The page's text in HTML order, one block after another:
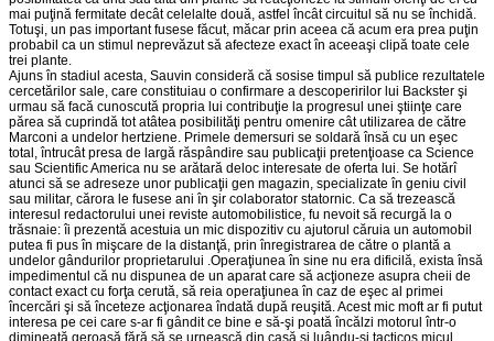
mai puţină fermitate decât celelalte două, astfel încât circuitul să nu se închidă.
Totuşi, un pas important fusese făcut, măcar prin aceea că acum era prea puţin
probabil ca un stimul neprevăzut să afecteze exact în aceeaşi clipă toate cele
trei plante.
Ajuns în stadiul acesta, Sauvin consideră că sosise timpul să publice rezultatele
cercetărilor sale, care constituiau o confirmare a descoperirilor lui Backster şi
urmau să facă cunoscută propria lui contribuţie la progresul unei ştiinţe care
părea să cuprindă tot atâtea posibilităţi pentru omenire cât utilizarea de către
Marconi a undelor hertziene. Primele demersuri se soldară însă cu un eşec
total, întrucât presa de largă răspândire sau publicaţii pretenţioase ca Science
sau Scientific America nu se arătară deloc interesate de oferta lui. Se hotărî
atunci să se adreseze unor publicaţii gen magazin, specializate în geniu civil
sau militar, cărora le fusese ani în şir colaborator statornic. Ca să trezească
interesul redactorului unei reviste automobilistice, fu nevoit să recurgă la o
trăsnaie: îi prezentă acestuia un mic dispozitiv cu ajutorul căruia un automobil
putea fi pus în mişcare de la distanţă, prin înregistrarea de către o plantă a
undelor gândurilor proprietarului .Operaţiunea în sine nu era dificilă, exista însă
impedimentul că nu dispunea de un aparat care să acţioneze asupra cheii de
contact exact cu forţa cerută, să reia operaţiunea în caz de eşec al primei
încercări şi să înceteze acţionarea îndată după reuşită. Acest mic moft ar fi putut
interesa pe cei care s-ar fi gândit ce bine e să-şi poată încălzi motorul într-o
dimineaţă geroasă fără să se urnească din casă şi luându-şi tacticos micul